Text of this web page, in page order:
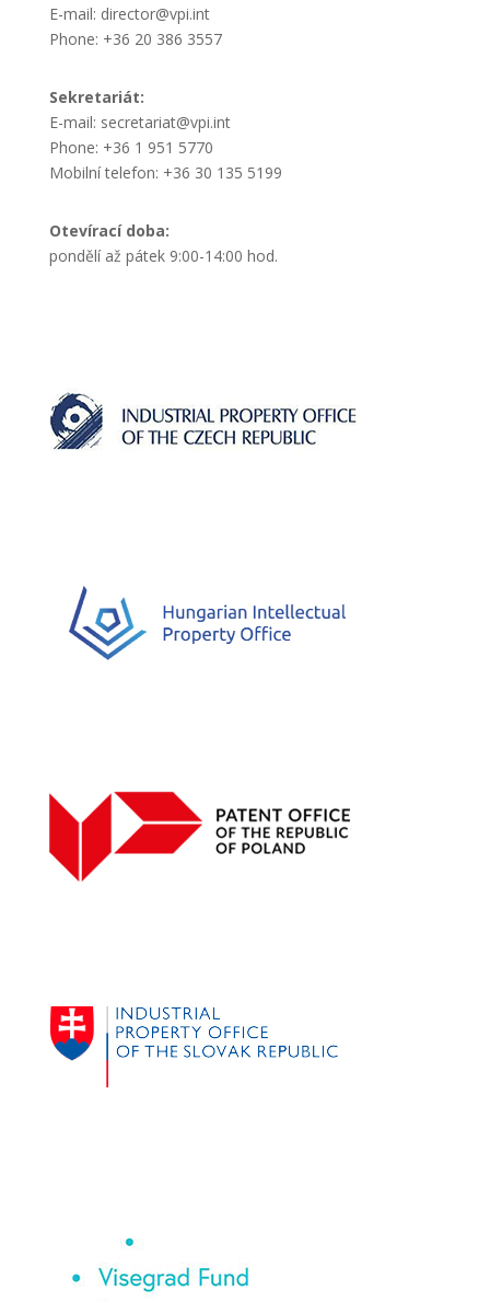
E-mail: director@vpi.int
Phone: +36 20 386 3557
Sekretariát:
E-mail: secretariat@vpi.int
Phone: +36 1 951 5770
Mobilní telefon: +36 30 135 5199
Otevírací doba:
pondělí až pátek 9:00-14:00 hod.